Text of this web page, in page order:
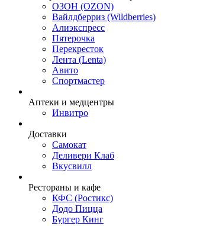
ОЗОН (OZON)
Вайлдберриз (Wildberries)
Алиэкспресс
Пятерочка
Перекресток
Лента (Lenta)
Авито
Спортмастер
Аптеки и медцентры
Инвитро
Доставки
Самокат
Деливери Клаб
Вкусвилл
Рестораны и кафе
КФС (Ростикс)
Додо Пицца
Бургер Кинг